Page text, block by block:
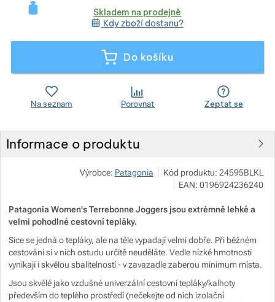
Skladem na prodejně
Kdy zboží dostanu?
Do košíku
Na seznam Porovnat Zeptat se
Informace o produktu
Výrobce: Patagonia Kód produktu: 24595BLKL
EAN: 0196924236240
Patagonia Women's Terrebonne Joggers jsou extrémně lehké a
velmi pohodlné cestovní tepláky.
Sice se jedná o tepláky, ale na těle vypadají velmi dobře. Při běžném
cestování si v nich ostudu určitě neuděláte. Vedle nízké hmotnosti
vynikají i skvělou sbalitelností - v zavazadle zaberou minimum místa.
Jsou skvělé jako vzdušné univerzální cestovní tepláky/kalhoty
především do teplého prostředí (nečekejte od nich izolační
Zobrazit více
Zobrazit více
Zobrazit více
Zobrazit více
Zobrazit více
Zobrazit více